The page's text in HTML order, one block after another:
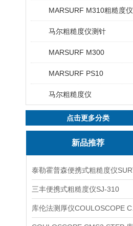
MARSURF M310粗糙度仪
马尔粗糙度仪测针
MARSURF M300
MARSURF PS10
马尔粗糙度仪
点击更多分类
新品推荐
三丰便携式粗糙度仪SJ-310